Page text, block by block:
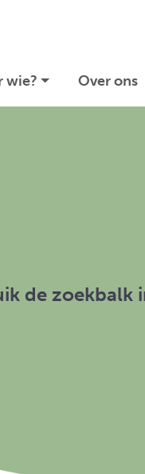
de zoekbalk
wie? Over ons